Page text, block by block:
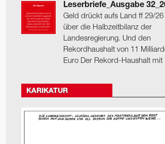
Leserbriefe_Ausgabe
Geld drückt aufs Land ff 29/26
über die Halbzeitbilanz der
Landesregierung. Und den
Rekordhaushalt von 11
Euro Der Rekord-Haushalt mit
KARIKATUR